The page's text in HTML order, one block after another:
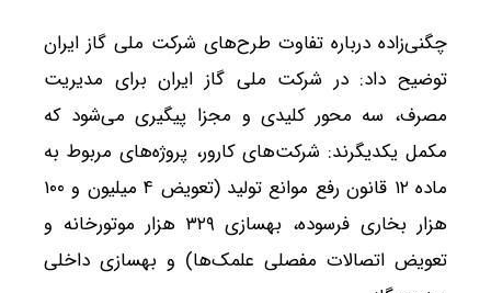
چگنی‌زاده درباره تفاوت طرح‌های شرکت ملی گاز ایران
توضیح داد: در شرکت ملی گاز ایران برای مدیریت
مصرف، سه محور کلیدی و مجزا پیگیری می‌شود که
مکمل یکدیگرند: شرکت‌های کارور، پروژه‌های مربوط به
ماده ۱۲ قانون رفع موانع تولید (تعویض ۴ میلیون و ۱۰۰
هزار بخاری فرسوده، بهسازی ۳۲۹ هزار موتورخانه و
تعویض اتصالات مفصلی علمک‌ها) و بهسازی داخلی